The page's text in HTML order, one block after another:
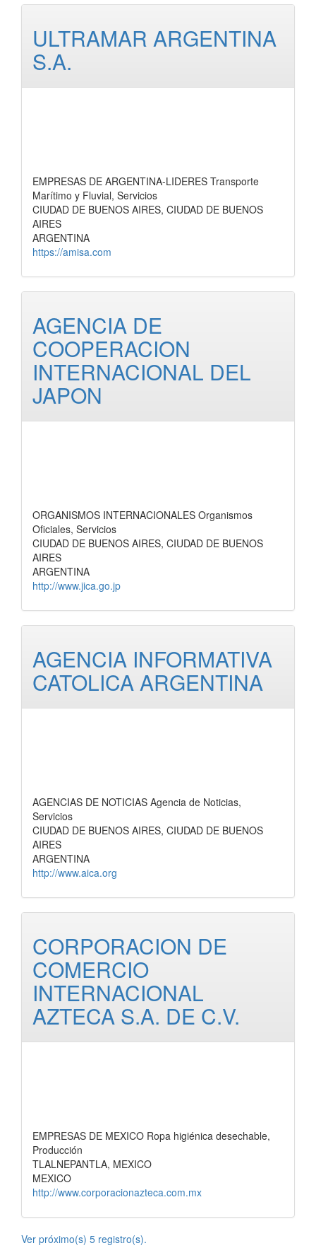
ULTRAMAR ARGENTINA
S.A.
EMPRESAS DE ARGENTINA-LIDERES Transporte
Marítimo y Fluvial, Servicios
CIUDAD DE BUENOS AIRES, CIUDAD DE BUENOS
AIRES
ARGENTINA
https://amisa.com
AGENCIA DE
COOPERACION
INTERNACIONAL DEL
JAPON
ORGANISMOS INTERNACIONALES Organismos
Oficiales, Servicios
CIUDAD DE BUENOS AIRES, CIUDAD DE BUENOS
AIRES
ARGENTINA
http://www.jica.go.jp
AGENCIA INFORMATIVA
CATOLICA ARGENTINA
AGENCIAS DE NOTICIAS Agencia de Noticias,
Servicios
CIUDAD DE BUENOS AIRES, CIUDAD DE BUENOS
AIRES
ARGENTINA
http://www.aica.org
CORPORACION DE
COMERCIO
INTERNACIONAL
AZTECA S.A. DE C.V.
EMPRESAS DE MEXICO Ropa higiénica desechable,
Producción
TLALNEPANTLA, MEXICO
MEXICO
http://www.corporacionazteca.com.mx
Ver próximo(s) 5 registro(s).